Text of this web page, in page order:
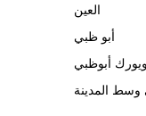
العين
أبو ظبي
أبوظبي
وسط المدينة